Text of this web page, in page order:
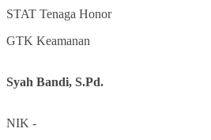
STAT Tenaga Honor
GTK Keamanan
Syah Bandi, S.Pd.
NIK -